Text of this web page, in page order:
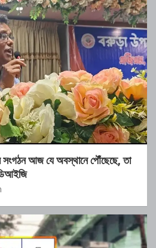
সংগঠন আজ যে অবস্থানে পৌঁছেছে, তা